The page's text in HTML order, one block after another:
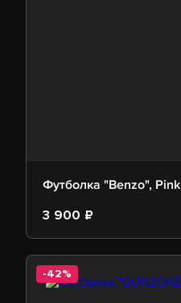
Футболка "Benzo", Pink
3 900 ₽
-42%